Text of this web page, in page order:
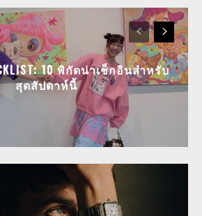
10 พิกัดน่าเช็กอินสำหรับ
สุดสัปดาห์นี้